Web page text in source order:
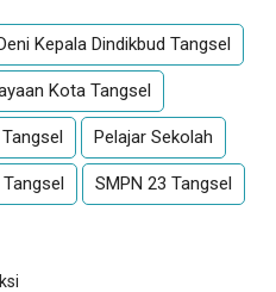
Kepala Dindikbud Tangsel
Kota Tangsel
Pelajar Sekolah
SMPN 23 Tangsel